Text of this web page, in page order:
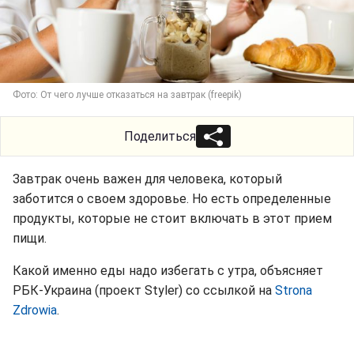
Фото: От чего лучше отказаться на завтрак (freepik)
Поделиться
Завтрак очень важен для человека, который
заботится о своем здоровье. Но есть определенные
продукты, которые не стоит включать в этот прием
пищи.
Какой именно еды надо избегать с утра, объясняет
РБК-Украина (проект Styler) со ссылкой на Strona
Zdrowia.